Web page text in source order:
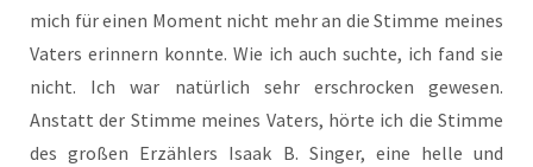
mich für einen Moment nicht mehr an die Stim­me mei­nes
Vaters erin­nern konn­te. Wie ich auch such­te, ich fand sie
nicht. Ich war natür­lich sehr erschro­cken gewe­sen.
Anstatt der Stim­me mei­nes Vaters, hör­te ich die Stim­me
des gro­ßen Erzäh­lers Isaak B. Sin­ger, eine hel­le und